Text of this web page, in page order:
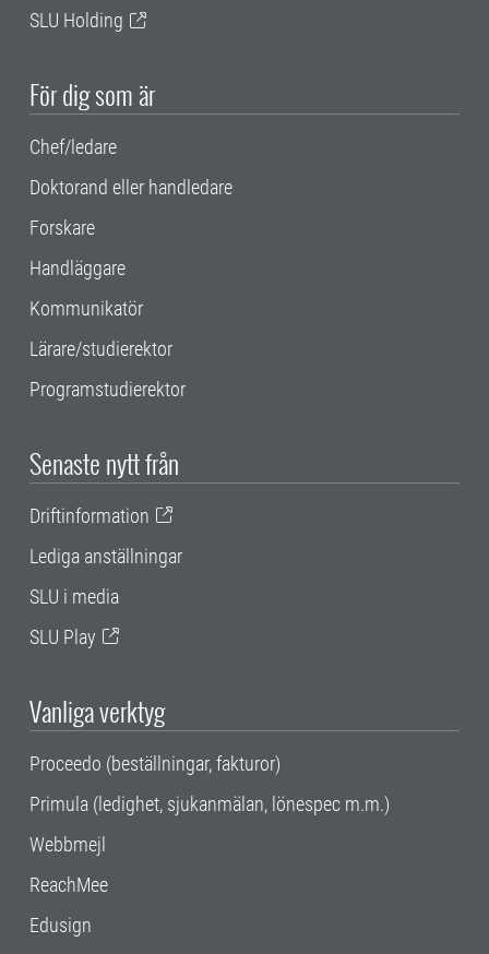
SLU Holding
För dig som är
Chef/ledare
Doktorand eller handledare
Forskare
Handläggare
Kommunikatör
Lärare/studierektor
Programstudierektor
Senaste nytt från
Driftinformation
Lediga anställningar
SLU i media
SLU Play
Vanliga verktyg
Proceedo (beställningar, fakturor)
Primula (ledighet, sjukanmälan, lönespec m.m.)
Webbmejl
ReachMee
Edusign